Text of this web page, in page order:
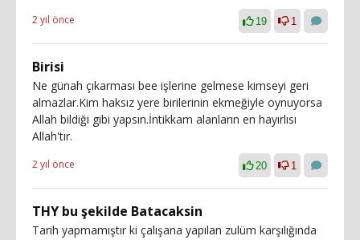
2 yıl önce 19 1
Birisi
Ne günah çıkarması bee işlerine gelmese kimseyi geri
almazlar.Kim haksız yere birilerinin ekmeğiyle oynuyorsa
Allah bildiği gibi yapsın.İntikkam alanların en hayırlısı
Allah'tır.
2 yıl önce 20 1
THY bu şekilde Batacaksin
Tarih yapmamıştır ki çalışana yapılan zulüm karşılığında